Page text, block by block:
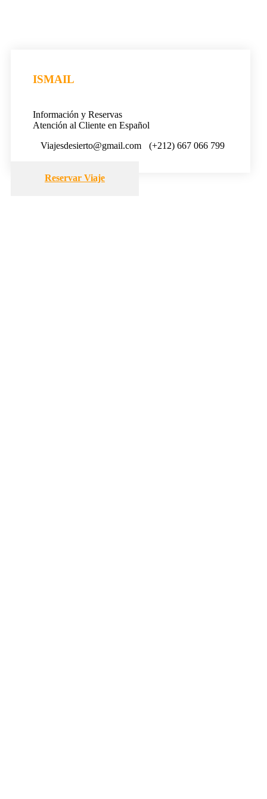
ISMAIL
Información y Reservas
Atención al Cliente en Español
Viajesdesierto@gmail.com
(+212) 667 066 799
Reservar Viaje